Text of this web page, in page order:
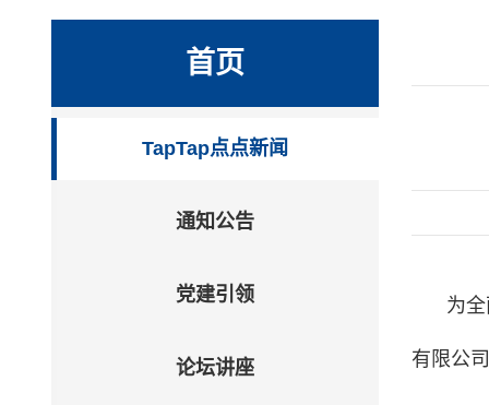
首页
TapTap点点新闻
通知公告
党建引领
论坛讲座
为
有限公